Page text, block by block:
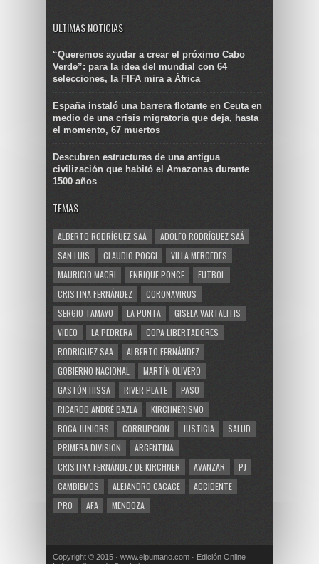
ULTIMAS NOTICIAS
“Queremos ayudar a crear el próximo Cabo
Verde”: para la idea del mundial con 64
selecciones, la FIFA mira a África
España instaló una barrera flotante en Ceuta en
medio de una crisis migratoria que deja, hasta
el momento, 67 muertos
Descubren estructuras de una antigua
civilización que habitó el Amazonas durante
1500 años
TEMAS
ALBERTO RODRÍGUEZ SAÁ
ADOLFO RODRÍGUEZ SAÁ
SAN LUIS
CLAUDIO POGGI
VILLA MERCEDES
MAURICIO MACRI
ENRIQUE PONCE
FUTBOL
CRISTINA FERNÁNDEZ
CORONAVIRUS
SERGIO TAMAYO
LA PUNTA
GISELA VARTALITIS
VIDEO
LA PEDRERA
COPA LIBERTADORES
RODRIGUEZ SAA
ALBERTO FERNÁNDEZ
GOBIERNO NACIONAL
MARTÍN OLIVERO
GASTÓN HISSA
RIVER PLATE
PASO
RICARDO ANDRÉ BAZLA
KIRCHNERISMO
BOCA JUNIORS
CORRUPCION JUSTICIA
SALUD
PRIMERA DIVISION
ARGENTINA
CRISTINA FERNÁNDEZ DE KIRCHNER
AVANZAR
PJ
CAMBIEMOS
ALEJANDRO CACACE
ACCIDENTE
PRO
AFA MENDOZA
Copyright © 2015 · www.elpuntano.com · Edición Online